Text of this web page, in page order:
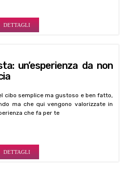
cibo semplice ma gustoso e ben fatto,
ma che qui vengono valorizzate in
DETTAGLI
Cacciatore di tartufi e cuoco nello